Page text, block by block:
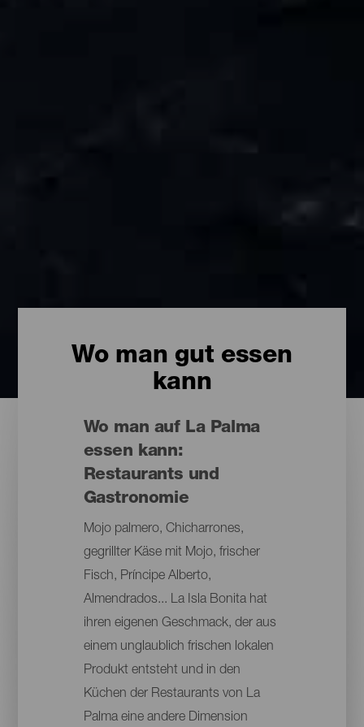
Wo man gut essen
kann
Wo man auf La Palma
essen kann:
Restaurants und
Gastronomie
Mojo palmero, Chicharrones,
gegrillter Käse mit Mojo, frischer
Fisch, Príncipe Alberto,
Almendrados... La Isla Bonita hat
ihren eigenen Geschmack, der aus
einem unglaublich frischen lokalen
Produkt entsteht und in den
Küchen der Restaurants von La
Palma eine andere Dimension